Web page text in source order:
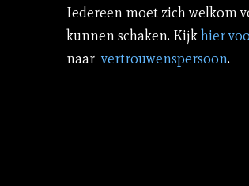
Iedereen moet zich welkom
kunnen schaken. Kijkhier
naar vertrouwenspersoon.